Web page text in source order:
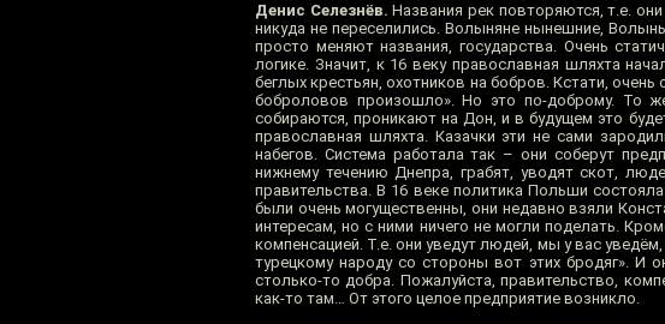
Денис Селезнёв. Названия рек повторяются, т.е.
никуда не переселились. Волыняне нынешние,
просто меняют названия, государства. Очень
логике. Значит, к 16 веку православная шляхта
беглых крестьян, охотников на бобров. Кстати,
боброловов произошло». Но это по-доброму. То
собираются, проникают на Дон, и в будущем это
православная шляхта. Казачки эти не сами
набегов. Система работала так – они соберут
нижнему течению Днепра, грабят, уводят скот,
правительства. В 16 веке политика Польши
были очень могущественны, они недавно взяли
интересам, но с ними ничего не могли поделать.
компенсацией. Т.е. они уведут людей, мы у вас
турецкому народу со стороны вот этих бродяг». И
столько-то добра. Пожалуйста, правительство,
как-то там… От этого целое предприятие возникло.